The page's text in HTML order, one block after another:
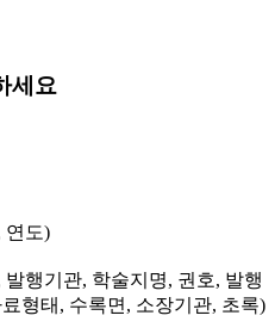
세요
연도)
행기관, 학술지명, 권호, 발행
형태, 수록면, 소장기관, 초록)